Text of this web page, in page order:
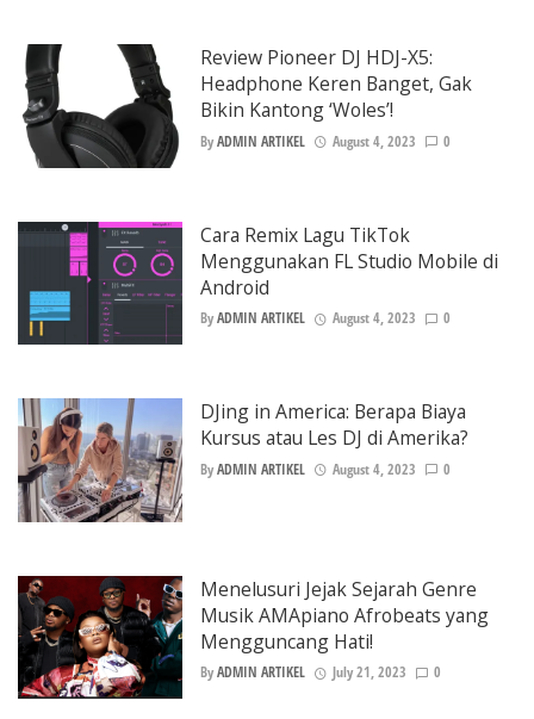
Review Pioneer DJ HDJ-X5:
Headphone Keren Banget, Gak
Bikin Kantong ‘Woles’!
ByADMIN ARTIKEL August 4, 2023 0
Cara Remix Lagu TikTok
Menggunakan FL Studio Mobile di
Android
ByADMIN ARTIKEL August 4, 2023 0
DJing in America: Berapa Biaya
Kursus atau Les DJ di Amerika?
ByADMIN ARTIKEL August 4, 2023 0
Menelusuri Jejak Sejarah Genre
Musik AMApiano Afrobeats yang
Mengguncang Hati!
ByADMIN ARTIKEL July 21, 2023 0